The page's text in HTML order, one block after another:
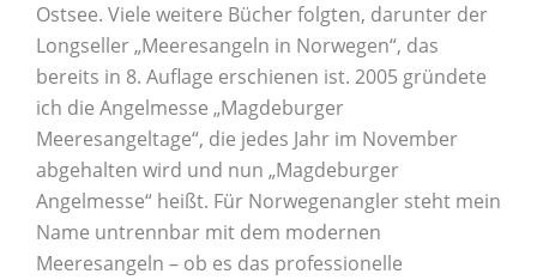
Ostsee. Viele weitere Bücher folgten, darunter der
Longseller „Meeresangeln in Norwegen“, das
bereits in 8. Auflage erschienen ist. 2005 gründete
ich die Angelmesse „Magdeburger
Meeresangeltage“, die jedes Jahr im November
abgehalten wird und nun „Magdeburger
Angelmesse“ heißt. Für Norwegenangler steht mein
Name untrennbar mit dem modernen
Meeresangeln – ob es das professionelle